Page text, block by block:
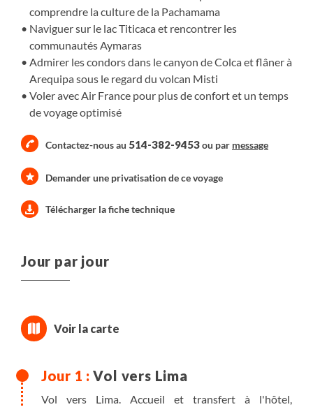
sa lumière et sa douceur, entre volcans et héritage
colonial.
comprendre la culture de la Pachamama
Naviguer sur le lac Titicaca et rencontrer les
communautés Aymaras
Admirer les condors dans le canyon de Colca et flâner à
Arequipa sous le regard du volcan Misti
Voler avec Air France pour plus de confort et un temps
de voyage optimisé
Contactez-nous au 514-382-9453ou par message
Demander une privatisation de ce voyage
Télécharger la fiche technique
Jour par jour
Vol vers Lima
Vol vers Lima. Accueil et transfert à l'hôtel,